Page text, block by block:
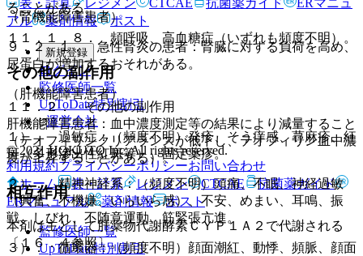
（腎機能障害患者）
９．２．１． 急性腎炎の患者：腎臓に対する負荷を高め、
尿蛋白が増加するおそれがある。
（肝機能障害患者）
肝機能障害患者：血中濃度測定等の結果により減量すること
（テオフィリンクリアランスが低下し、テオフィリン血中濃
度が上昇することがある）。
相互作用
本剤は主として肝薬物代謝酵素ＣＹＰ１Ａ２で代謝される
〔１６．４参照〕。
ることがある。
１１．１．８． 頻呼吸、高血糖症（いずれも頻度不明）。
その他の副作用
１１．２． その他の副作用
１）． 過敏症：（頻度不明）発疹、そう痒感、蕁麻疹、紅
斑（多形滲出性紅斑等）、固定薬疹。
２）． 精神神経系：（頻度不明）頭痛、不眠、神経過敏
（興奮、不機嫌、いらいら感）、不安、めまい、耳鳴、振
戦、しびれ、不随意運動、筋緊張亢進。
３）． 循環器：（頻度不明）顔面潮紅、動悸、頻脈、顔面
アル
薬剤情報 ポスト
新規登録
ログイン
監修医師一覧
UpToDate特別割引
運営会社
© 2021 HOKUTO Inc. All rights reserved.
利用規約プライバシーポリシーお問い合わせ
ホーム
表・計算 レジメン CTCAE
抗菌薬ガイド
ERマニュアル
薬剤情報 ポスト
監修医師一覧
UpToDate特別割引